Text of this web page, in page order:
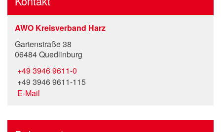
AWO Kreisverband Harz
Gartenstraße 38
06484 Quedlinburg
+49 3946 9611-0
+49 3946 9611-115
E-Mail